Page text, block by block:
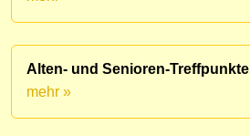
Alten- und Senioren-Treffpunkte
mehr »